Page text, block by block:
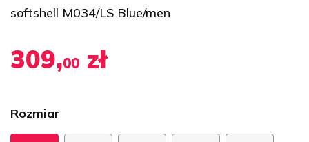
softshell M034/LS Blue/men
309,00 zł
Rozmiar